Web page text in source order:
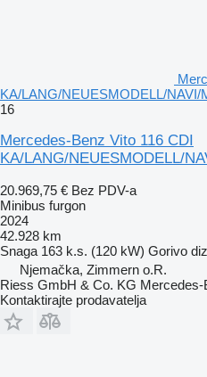
KA/LANG/NEUESMODELL/NAVI/
16
Mercedes-Benz Vito 116 CDI
KA/LANG/NEUESMODELL/
20.969,75 € Bez PDV-a
Minibus furgon
2024
42.928 km
Snaga 163 k.s. (120 kW) Gorivo
Njemačka, Zimmern o.R.
Riess GmbH & Co. KG
Kontaktirajte prodavatelja